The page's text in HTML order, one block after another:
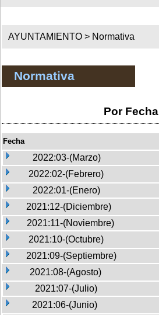
AYUNTAMIENTO > Normativa
Normativa
Por Fecha
Fecha
2022:03-(Marzo)
2022:02-(Febrero)
2022:01-(Enero)
2021:12-(Diciembre)
2021:11-(Noviembre)
2021:10-(Octubre)
2021:09-(Septiembre)
2021:08-(Agosto)
2021:07-(Julio)
2021:06-(Junio)